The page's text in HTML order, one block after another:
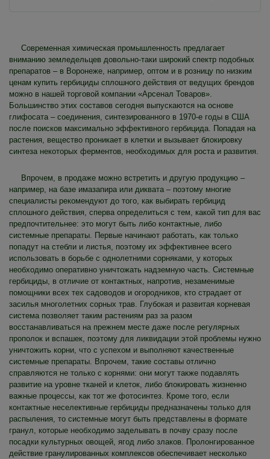
Современная химическая промышленность предлагает
вниманию земледельцев довольно-таки широкий спектр подобных
препаратов – в Воронеже, например, оптом и в розницу по низким
ценам купить гербициды сплошного действия от ведущих брендов
можно в нашей торговой компании «Арсенал Товаров».
Большинство этих составов сегодня выпускаются на основе
глифосата – соединения, синтезированного в 1970-е годы в США
после поисков максимально эффективного гербицида. Попадая на
растения, вещество проникает в клетки и вызывает блокировку
синтеза некоторых ферментов, необходимых для роста и развития.
Впрочем, в продаже можно встретить и другую продукцию –
например, на базе имазапира или диквата – поэтому многие
специалисты рекомендуют до того, как выбирать гербицид
сплошного действия, сперва определиться с тем, какой тип для вас
предпочтительнее: это могут быть либо контактные, либо
системные препараты. Первые начинают работать, как только
попадут на стебли и листья, поэтому их эффективнее всего
использовать в борьбе с однолетними сорняками, у которых
необходимо оперативно уничтожать надземную часть. Системные
гербициды, в отличие от контактных, напротив, незаменимые
помощники всех тех садоводов и огородников, кто страдает от
засилья многолетних сорных трав. Глубокая и развитая корневая
система позволяет таким растениям раз за разом
восстанавливаться на прежнем месте даже после регулярных
прополок и вспашек, поэтому для ликвидации этой проблемы нужно
уничтожить корни, что с успехом и выполняют качественные
системные препараты. Впрочем, такие составы отлично
справляются не только с корнями: они могут также подавлять
развитие на уровне тканей и клеток, либо блокировать жизненно
важные процессы, как тот же фотосинтез. Кроме того, если
контактные неселективные гербициды предназначены только для
распыления, то системные могут быть представлены в формате
гранул, которые необходимо заделывать в почву сразу после
посадки культурных овощей, ягод либо злаков. Пролонгированное
действие гранулированных комплексов обеспечивает несколько